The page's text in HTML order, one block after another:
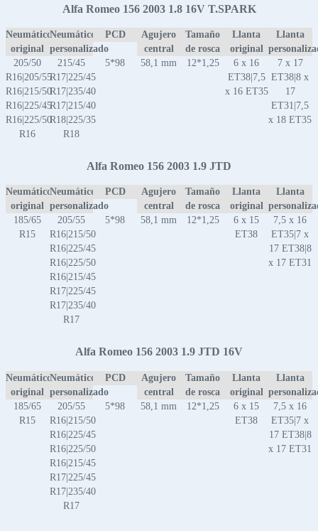
Alfa Romeo 156 2003 1.8 16V T.SPARK
Neumático
original
Neumático
personalizado
PCD
Agujero
central
Tamaño
de rosca
Llanta
original
Llanta
205/50
R16|205/55
R16|215/50
R16|225/45
R16|225/50
R16
215/45
R17|225/45
R17|235/40
R17|215/40
R18|225/35
R18
5*98 58,1 mm 12*1,25
6 x 16
ET38|7,5
x 16 ET35
7 x 17
ET38|8 x
17
ET31|7,5
x 18 ET35
Alfa Romeo 156 2003 1.9 JTD
Neumático
original
Neumático
personalizado
PCD
Agujero
central
Tamaño
de rosca
Llanta
original
Llanta
185/65
R15
205/55
R16|215/50
R16|225/45
R16|225/50
R16|215/45
R17|225/45
R17|235/40
R17
5*98 58,1 mm 12*1,25
6 x 15
ET38
7,5 x 16
ET35|7 x
17 ET38|8
x 17 ET31
Alfa Romeo 156 2003 1.9 JTD 16V
Neumático
original
Neumático
personalizado
PCD
Agujero
central
Tamaño
de rosca
Llanta
original
Llanta
185/65
R15
205/55
R16|215/50
R16|225/45
R16|225/50
R16|215/45
R17|225/45
R17|235/40
R17
5*98 58,1 mm 12*1,25
6 x 15
ET38
7,5 x 16
ET35|7 x
17 ET38|8
x 17 ET31